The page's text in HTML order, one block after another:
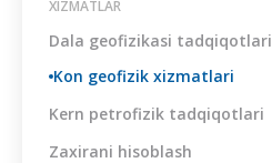
XIZMATLAR
Dala geofizikasi tadqiqotlari
Kon geofizik xizmatlari
Kern petrofizik tadqiqotlari
Zaxirani hisoblash